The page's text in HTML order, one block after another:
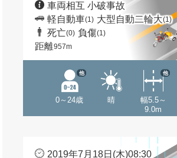
車両相互 小破事故
軽自動車(1) 大型自動二輪大(1)
死亡(0) 負傷(1)
距離957m
0～24歳
他
晴
幅5.5～
9.0m
他
2019年7月18日(木)08:30